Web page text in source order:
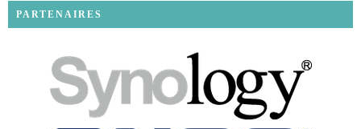
PARTENAIRES